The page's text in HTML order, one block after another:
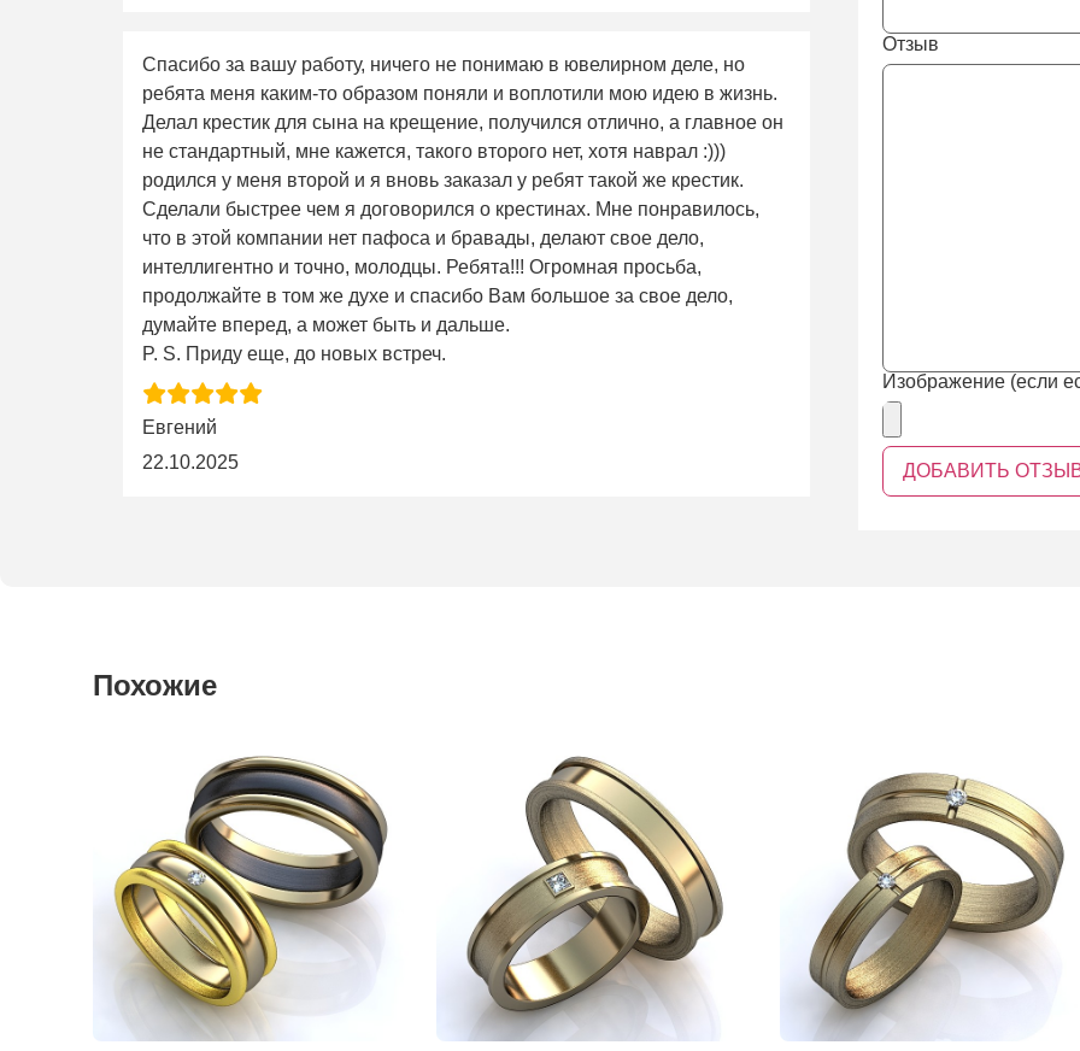
Спасибо за вашу работу, ничего не понимаю в ювелирном деле, но
ребята меня каким-то образом поняли и воплотили мою идею в жизнь.
Делал крестик для сына на крещение, получился отлично, а главное он
не стандартный, мне кажется, такого второго нет, хотя наврал :)))
родился у меня второй и я вновь заказал у ребят такой же крестик.
Сделали быстрее чем я договорился о крестинах. Мне понравилось,
что в этой компании нет пафоса и бравады, делают свое дело,
интеллигентно и точно, молодцы. Ребята!!! Огромная просьба,
продолжайте в том же духе и спасибо Вам большое за свое дело,
думайте вперед, а может быть и дальше.
P. S. Приду еще, до новых встреч.
Евгений
22.10.2025
Отзыв
Изображение (если
Похожие